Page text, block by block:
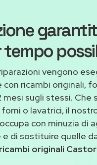
tempo
vengono
ricambi originali,
mesi sugli stessi. Che
o lavatrici, il
con minuzia di
di sostituire quelle
ricambi originali Castor